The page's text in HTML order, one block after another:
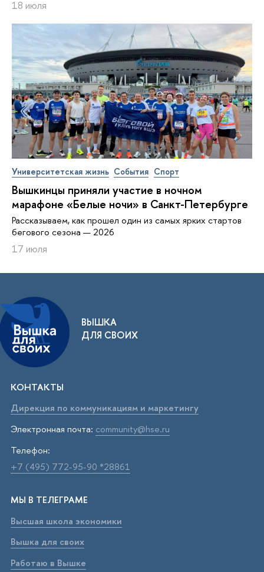
18 июля
Университетская жизнь События Спорт
Вышкинцы приняли участие в ночном
марафоне «Белые ночи» в Санкт-Петербурге
Рассказываем, как прошел один из самых ярких стартов
бегового сезона — 2026
17 июля
ВЫШКА
ДЛЯ СВОИХ
КОНТАКТЫ
Дирекция по коммуникациям и маркетингу
Электронная почта: community@hse.ru
Телефон:
+7 (495) 772-95-90 *28861
МЫ В ТЕЛЕГРАМЕ
Высшая школа экономики
Вышка для своих
Работаю в Вышке